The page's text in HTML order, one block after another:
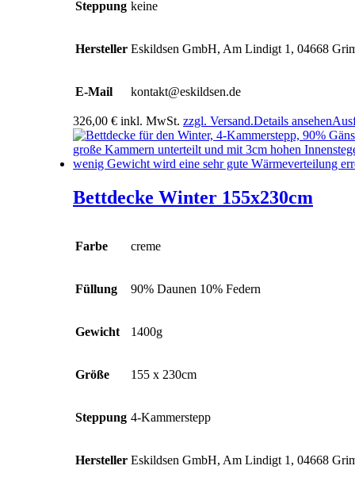
Steppung keine
Hersteller Eskildsen GmbH, Am Lindigt 1, 04668
E-Mail kontakt@eskildsen.de
326,00 € inkl. MwSt. zzgl. Versand.Details ansehen
Bettdecke Winter 155x230cm
Farbe creme
Füllung 90% Daunen 10% Federn
Gewicht 1400g
Größe 155 x 230cm
Steppung 4-Kammerstepp
Hersteller Eskildsen GmbH, Am Lindigt 1, 04668